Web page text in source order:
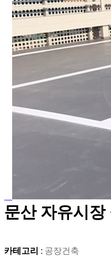
문산 자유시
카테고리 : 공장건축